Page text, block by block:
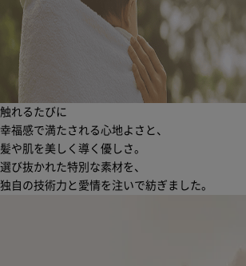
触れるたびに
幸福感で満たされる心地よさと、
髪や肌を美しく導く優しさ。
選び抜かれた特別な素材を、
独自の技術力と愛情を注いで紡ぎました。